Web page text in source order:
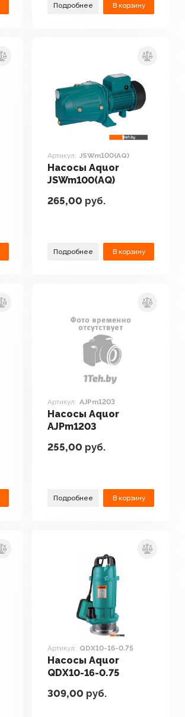
Подробнее В корзину
Артикул: JSWm100(AQ)
Насосы Aquor
JSWm100(AQ)
265,00 руб.
Подробнее В корзину
Артикул: AJPm1203
Насосы Aquor
AJPm1203
255,00 руб.
Подробнее В корзину
Артикул: QDX10-16-0.75
Насосы Aquor
QDX10-16-0.75
309,00 руб.